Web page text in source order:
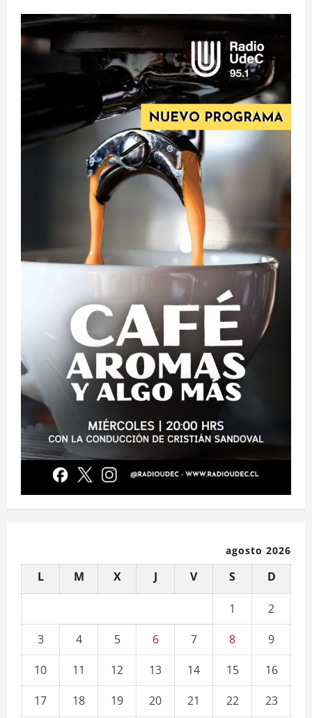
agosto 2026
L M X J V S D
1
2
3
4 5 6 7 8
9
10
11 12 13 14 15
16
17
18 19 20 21 22 23